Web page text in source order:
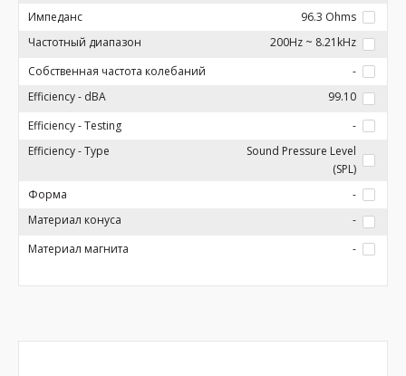
Импеданс
96.3 Ohms
Частотный диапазон
200Hz ~ 8.21kHz
Собственная частота колебаний
-
Efficiency - dBA
99.10
Efficiency - Testing
-
Efficiency - Type
Sound Pressure Level
(SPL)
Форма
-
Материал конуса
-
Материал магнита
-